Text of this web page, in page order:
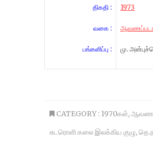
திகதி :
வகை :
பங்களிப்பு :
1973
மு.
CATEGORY : 1970கள்,
சுடரொளி கலை இலக்கிய குழு,